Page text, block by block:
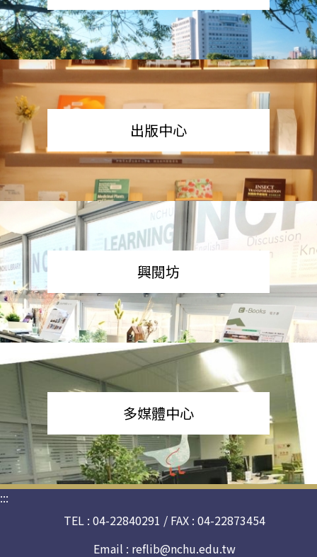
出版中心
興閱坊
多媒體中心
:::
TEL : 04-22840291 / FAX : 04-22873454
Email : reflib@nchu.edu.tw